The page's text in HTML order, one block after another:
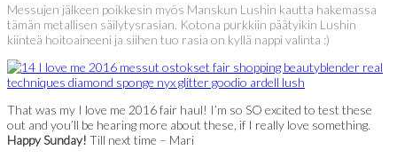
Messujen jälkeen poikkesin myös Manskun Lushin kautta hakemassa
tämän metallisen säilytysrasian. Kotona purkkiin päätyikin Lushin
kiinteä hoitoaineeni ja siihen tuo rasia on kyllä nappi valinta :)
That was my I love me 2016 fair haul! I’m so SO excited to test these
out and you’ll be hearing more about these, if I really love something.
Happy Sunday! Till next time – Mari